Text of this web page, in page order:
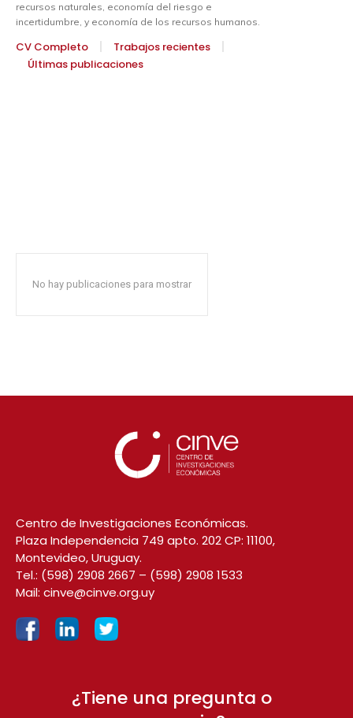
recursos naturales, economía del riesgo e
incertidumbre, y economía de los recursos humanos.
CV Completo
Trabajos recientes
Últimas publicaciones
No hay publicaciones para mostrar
Centro de Investigaciones Económicas.
Plaza Independencia 749 apto. 202 CP: 11100,
Montevideo, Uruguay.
Tel.: (598) 2908 2667 – (598) 2908 1533
Mail: cinve@cinve.org.uy
¿Tiene una pregunta o